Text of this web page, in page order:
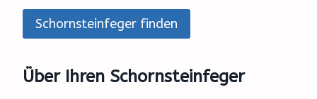
Schornsteinfeger finden
Über Ihren Schornsteinfeger